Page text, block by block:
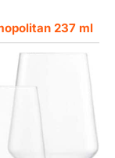
237 ml